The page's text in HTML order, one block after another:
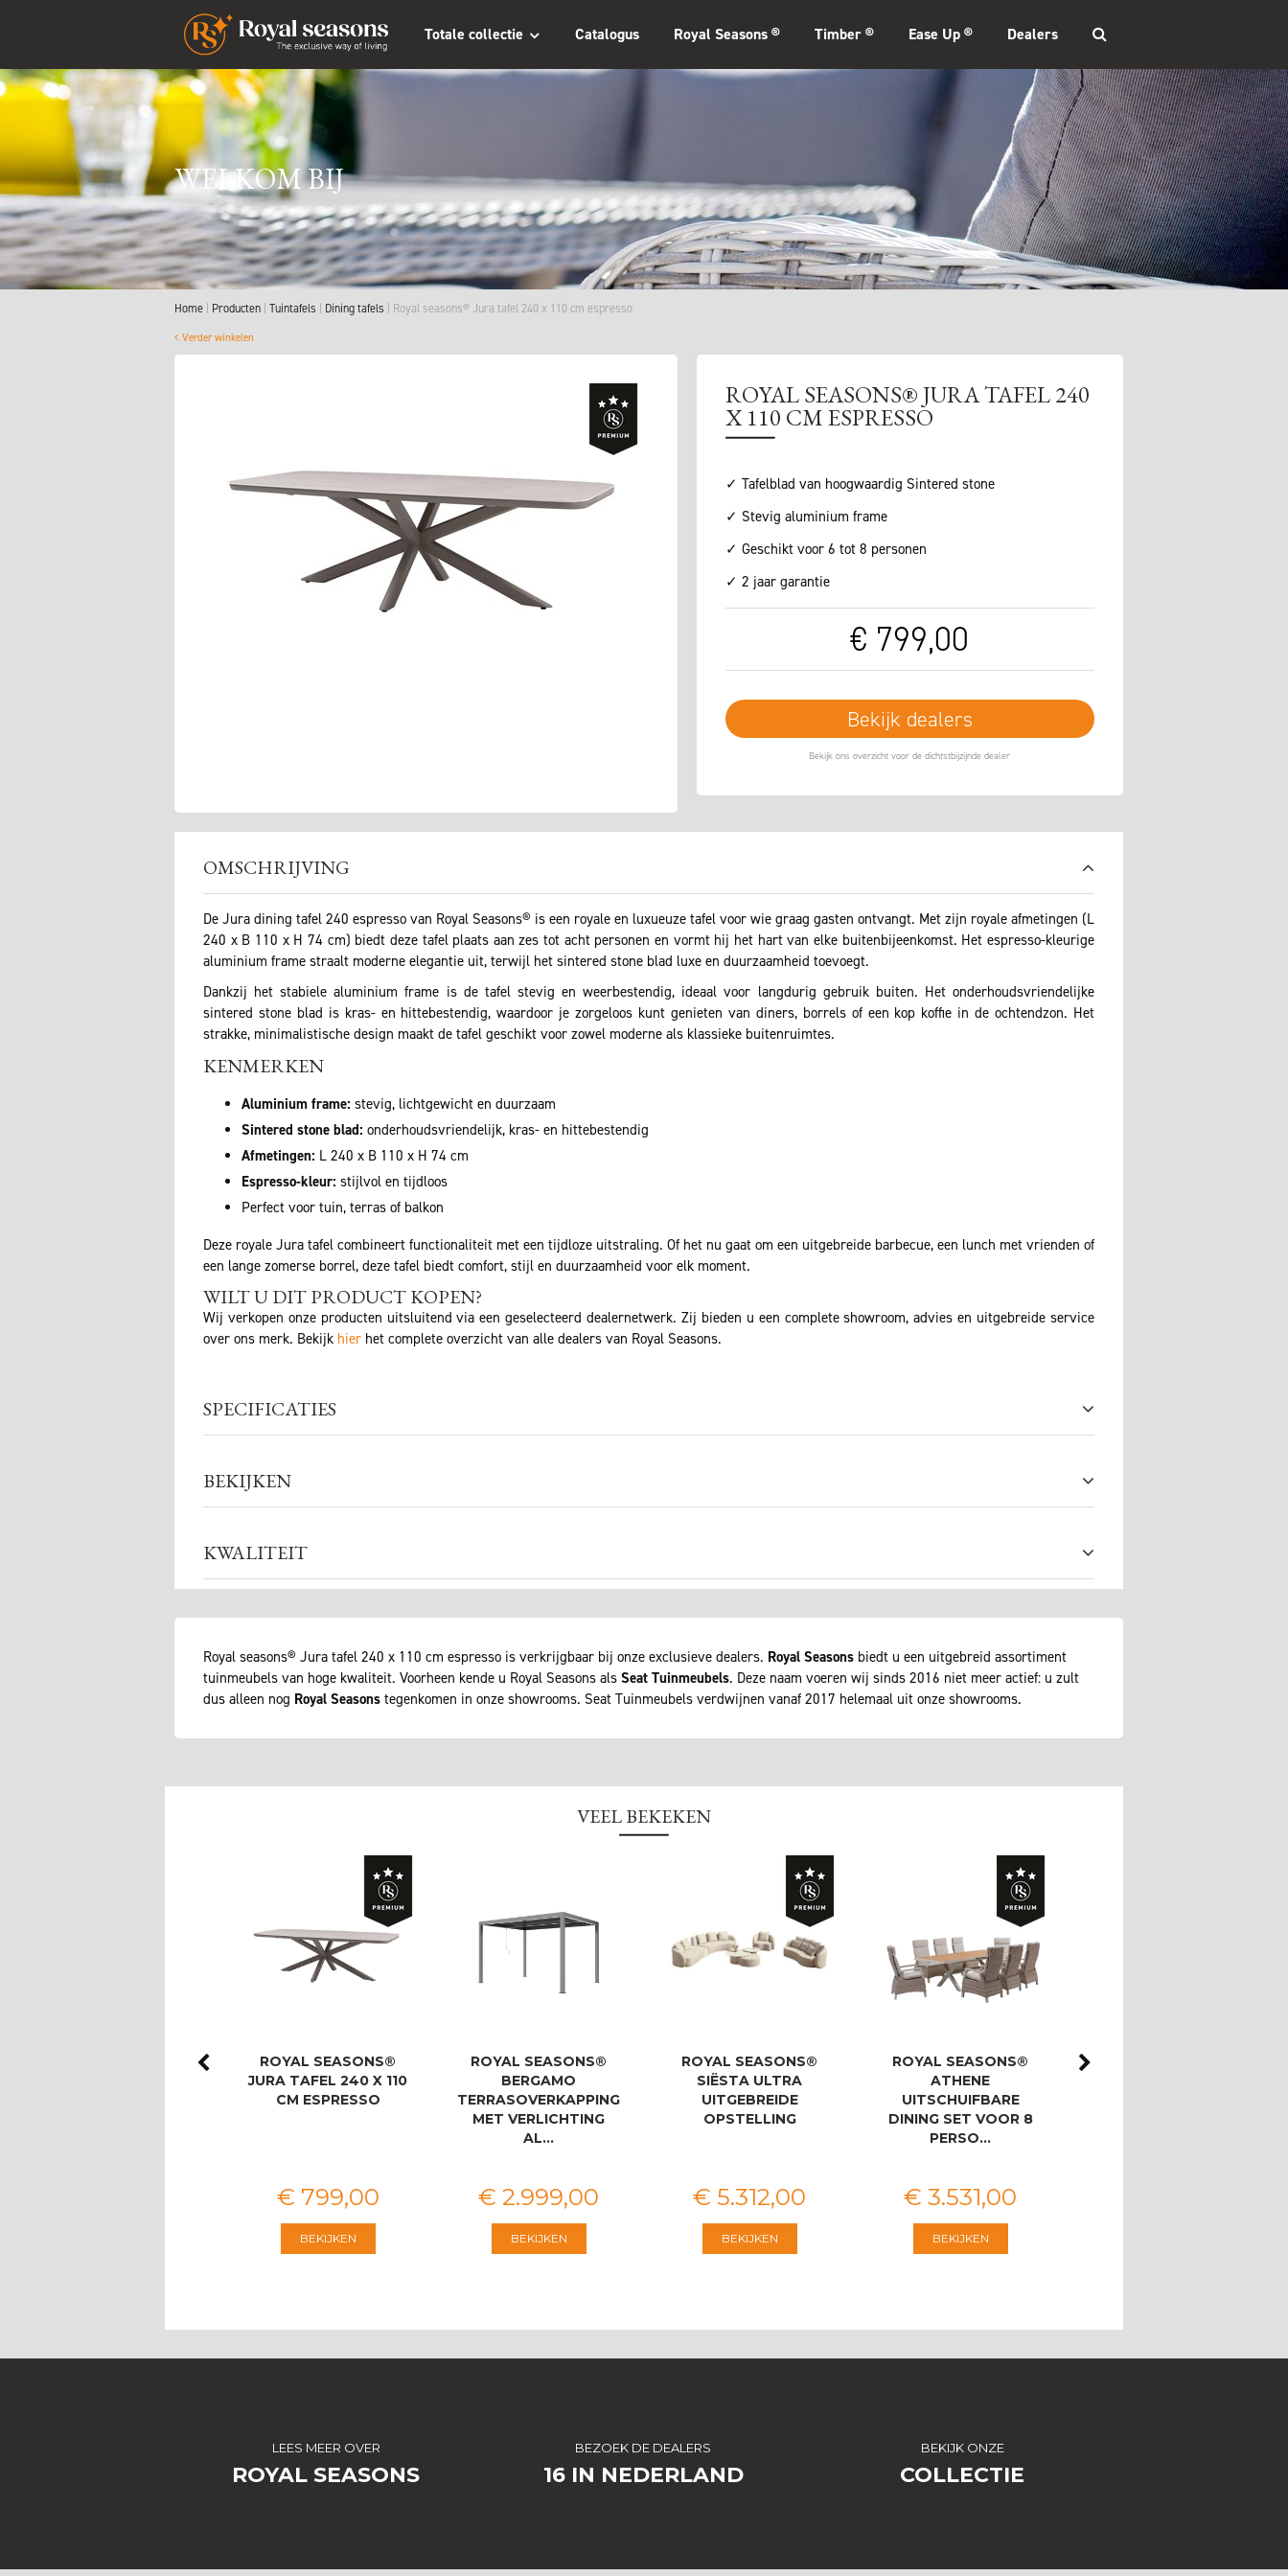
Totale collectie Catalogus Royal Seasons ® Timber ® Ease Up ® Dealers
WELKOM BIJ
Home Producten Tuintafels Dining tafels Royal seasons® Jura tafel 240 x 110 cm espresso
Verder winkelen
ROYAL SEASONS® JURA TAFEL 240
X 110 CM ESPRESSO
✓ Tafelblad van hoogwaardig Sintered stone
✓ Stevig aluminium frame
✓ Geschikt voor 6 tot 8 personen
✓ 2 jaar garantie
€ 799,00
Bekijk dealers
OMSCHRIJVING
De Jura dining tafel 240 espresso van Royal Seasons® is een royale en luxueuze tafel voor wie graag gasten ontvangt. Met zijn royale afmetingen (L
240 x B 110 x H 74 cm) biedt deze tafel plaats aan zes tot acht personen en vormt hij het hart van elke buitenbijeenkomst. Het espresso-kleurige
aluminium frame straalt moderne elegantie uit, terwijl het sintered stone blad luxe en duurzaamheid toevoegt.
Dankzij het stabiele aluminium frame is de tafel stevig en weerbestendig, ideaal voor langdurig gebruik buiten. Het onderhoudsvriendelijke
sintered stone blad is kras- en hittebestendig, waardoor je zorgeloos kunt genieten van diners, borrels of een kop koffie in de ochtendzon. Het
strakke, minimalistische design maakt de tafel geschikt voor zowel moderne als klassieke buitenruimtes.
KENMERKEN
Aluminium frame: stevig, lichtgewicht en duurzaam
Sintered stone blad: onderhoudsvriendelijk, kras- en hittebestendig
Afmetingen: L 240 x B 110 x H 74 cm
Espresso-kleur: stijlvol en tijdloos
Perfect voor tuin, terras of balkon
Deze royale Jura tafel combineert functionaliteit met een tijdloze uitstraling. Of het nu gaat om een uitgebreide barbecue, een lunch met vrienden of
een lange zomerse borrel, deze tafel biedt comfort, stijl en duurzaamheid voor elk moment.
WILT U DIT PRODUCT KOPEN?
Wij verkopen onze producten uitsluitend via een geselecteerd dealernetwerk. Zij bieden u een complete showroom, advies en uitgebreide service
over ons merk. Bekijk hier het complete overzicht van alle dealers van Royal Seasons.
SPECIFICATIES
BEKIJKEN
KWALITEIT
Royal seasons® Jura tafel 240 x 110 cm espresso is verkrijgbaar bij onze exclusieve dealers. Royal Seasons biedt u een uitgebreid assortiment
tuinmeubels van hoge kwaliteit. Voorheen kende u Royal Seasons als Seat Tuinmeubels. Deze naam voeren wij sinds 2016 niet meer actief: u zult
dus alleen nog Royal Seasons tegenkomen in onze showrooms. Seat Tuinmeubels verdwijnen vanaf 2017 helemaal uit onze showrooms.
VEEL BEKEKEN
ROYAL SEASONS®
JURA TAFEL 240 X 110
CM ESPRESSO
€ 799,00
BEKIJKEN
ROYAL SEASONS®
BERGAMO
TERRASOVERKAPPING
MET VERLICHTING
AL…
€ 2.999,00
BEKIJKEN
ROYAL SEASONS®
SIËSTA ULTRA
UITGEBREIDE
OPSTELLING
€ 5.312,00
BEKIJKEN
ROYAL SEASONS®
ATHENE
UITSCHUIFBARE
DINING SET VOOR 8
PERSO…
€ 3.531,00
BEKIJKEN
LEES MEER OVER
ROYAL SEASONS
BEKIJK ONZE
COLLECTIE
BEZOEK DE DEALERS
16 IN NEDERLAND